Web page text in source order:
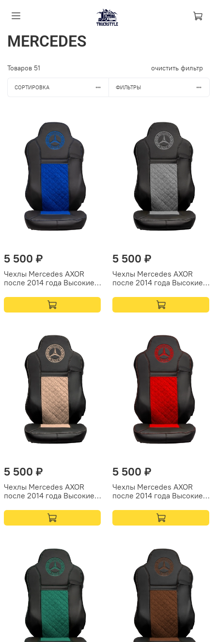
MERCEDES
Товаров 51 очистить фильтр
СОРТИРОВКА ФИЛЬТРЫ
5 500 ₽
Чехлы Mercedes AXOR
после 2014 года Высокие
синяя вставка)
5 500 ₽
Чехлы Mercedes AXOR
после 2014 года Высокие
серая вставка)
5 500 ₽
Чехлы Mercedes AXOR
после 2014 года Высокие
бежевая вставка)
5 500 ₽
Чехлы Mercedes AXOR
после 2014 года Высокие
красная вставка)